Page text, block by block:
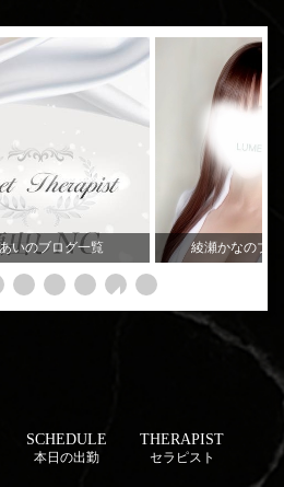
いのブログ一覧 綾瀬かなのブ
SCHEDULE
本日の出勤
THERAPIST
セラピスト